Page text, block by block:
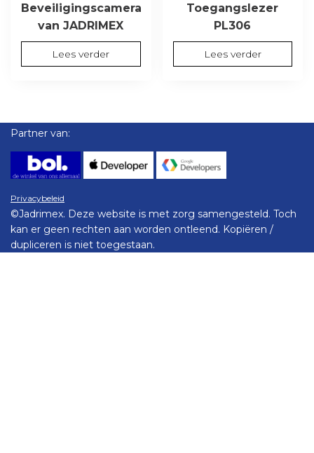
Beveiligingscamera
van JADRIMEX
Lees verder
Toegangslezer
PL306
Lees verder
Partner van:
Privacybeleid
©Jadrimex. Deze website is met zorg samengesteld. Toch
kan er geen rechten aan worden ontleend. Kopiëren /
dupliceren is niet toegestaan.